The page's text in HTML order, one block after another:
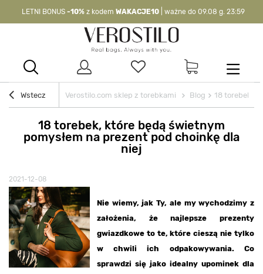
LETNI BONUS -10% z kodem WAKACJE10 | ważne do 09.08 g. 23:59
WAKACJE10| nie dotyczy produktów z flagą OKAZJA >
Wstecz Verostilo.com sklep z torebkami Blog 18 torebek,
18 torebek, które będą świetnym
pomysłem na prezent pod choinkę dla
niej
2021-12-08
Nie wiemy, jak Ty, ale my wychodzimy z
założenia, że najlepsze prezenty
gwiazdkowe to te, które cieszą nie tylko
w chwili ich odpakowywania. Co
sprawdzi się jako idealny upominek dla